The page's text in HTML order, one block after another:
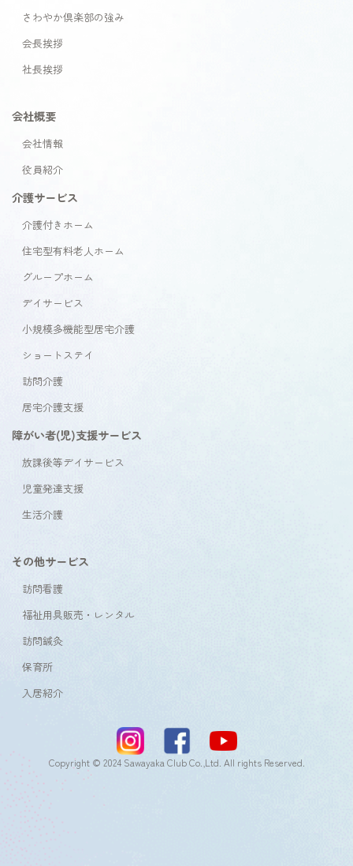
さわやか倶楽部の強み
会長挨拶
社長挨拶
会社概要
会社情報
役員紹介
介護サービス
介護付きホーム
住宅型有料老人ホーム
グループホーム
デイサービス
小規模多機能型居宅介護
ショートステイ
訪問介護
居宅介護支援
障がい者(児)支援サービス
放課後等デイサービス
児童発達支援
生活介護
その他サービス
訪問看護
福祉用具販売・レンタル
訪問鍼灸
保育所
入居紹介
Copyright © 2024 Sawayaka Club Co.,Ltd. All rights Reserved.